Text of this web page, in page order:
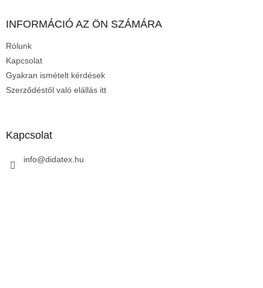
INFORMÁCIÓ AZ ÖN SZÁMÁRA
Rólunk
Kapcsolat
Gyakran ismételt kérdések
Szerződéstől való elállás itt
Kapcsolat
info@didatex.hu